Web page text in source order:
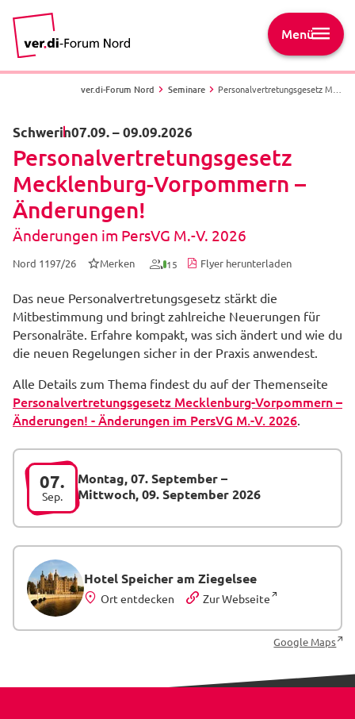
Menü
ver.di-Forum Nord Seminare Personalvertretungsgesetz Mecklenburg-Vorpommern – Änderungen! - Änderungen im PersVG M.-V. 2026 - Nord 1197/26 - Schwerin
Schwerin07.09.–09.09.2026
Personalvertretungsgesetz
Mecklenburg-Vorpommern –
Änderungen!
Änderungen im PersVG M.-V. 2026
Nord 1197/26 Merken 15 Flyer herunterladen
Das neue Personalvertretungsgesetz stärkt die
Mitbestimmung und bringt zahlreiche Neuerungen für
Personalräte. Erfahre kompakt, was sich ändert und wie du
die neuen Regelungen sicher in der Praxis anwendest.
Alle Details zum Thema findest du auf der Themenseite
Personalvertretungsgesetz Mecklenburg-Vorpommern –
Änderungen! - Änderungen im PersVG M.-V. 2026.
07.
Sep.
Montag, 07. September–
Mittwoch, 09. September 2026
Hotel Speicher am Ziegelsee
Ort entdecken Zur Webseite
Google Maps